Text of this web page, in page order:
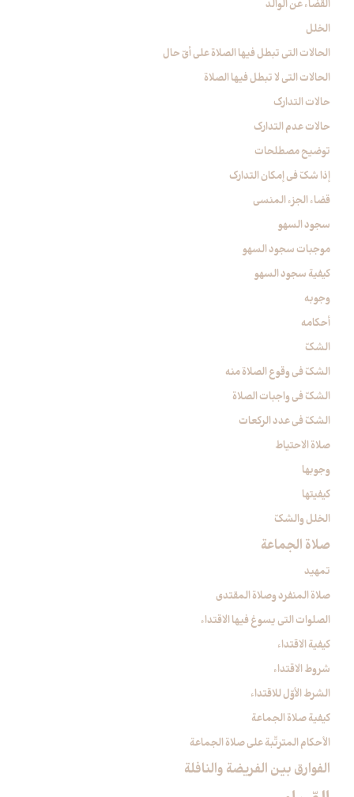
القضاء عن الوالد
الخلل‏
الحالات التي تبطل فيها الصلاة على أيّ حال‏
الحالات التي لا تبطل فيها الصلاة
حالات التدارك
حالات عدم التدارك
توضيح مصطلحات
إذا شكّ في إمكان التدارك
قضاء الجزء المنسي
سجود السهو
موجبات سجود السهو
كيفية سجود السهو
وجوبه
أحكامه
الشكّ‏
الشكّ في وقوع الصلاة منه‏
الشكّ في واجبات الصلاة
الشكّ في عدد الركعات‏
صلاة الاحتياط
وجوبها
كيفيتها
الخلل والشكّ
صلاة الجماعة
تمهيد
صلاة المنفرد وصلاة المقتدي
الصلوات التي يسوغ فيها الاقتداء
كيفية الاقتداء
شروط الاقتداء
الشرط الأوّل للاقتداء
كيفية صلاة الجماعة
الأحكام المترتّبة على صلاة الجماعة
الفوارق بين الفريضة والنافلة